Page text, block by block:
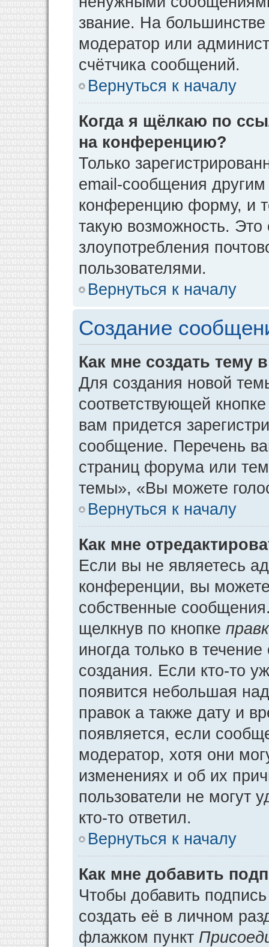
звание. На
модератор или
счётчика сообщений.
Вернуться к началу
Когда я щёлкаю по
на конференцию?
Только
email-сообщения
конференцию форму, и
такую возможность. Это
злоупотребления
пользователями.
Вернуться к началу
Создание
Как мне создать тему
Для создания новой
соответствующей
вам придется
сообщение. Перечень
страниц форума или
темы», «Вы можете
Вернуться к началу
Как мне
Если вы не являетесь
конференции, вы можете
собственные
щелкнув по кнопке
иногда только в
создания. Если кто-то
появится небольшая
правок а также дату и
появляется, если
модератор, хотя они
изменениях и об их
пользователи не могут
кто-то ответил.
Вернуться к началу
Как мне добавить
Чтобы добавить
создать её в личном
флажком пункт